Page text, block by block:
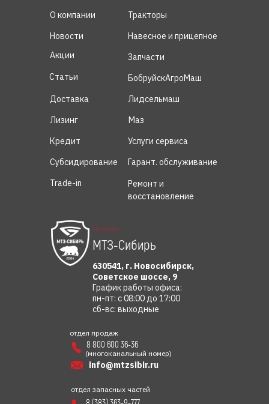
Торговый дом
МТЗ-Сибирь
Акции
Статьи
Новости
Trade-in
Субсидирование
Кредит
Лизинг
Ремонт и
восстановление
Гарант. обслуживание
Услуги сервиса
Доставка
Маз
Лидсельмаш
БобруйскАгроМаш
Запчасти
Навесное и прицепное
Тракторы
О компании
630541, г. Новосибирск,
Советское шоссе, 9
График работы офиса:
пн-пт: с 08:00 до 17:00
сб-вс: выходные
отдел запасных частей
info@mtzsibir.ru
отдел продаж
(многоканальный номер)
8 800 600 36-36